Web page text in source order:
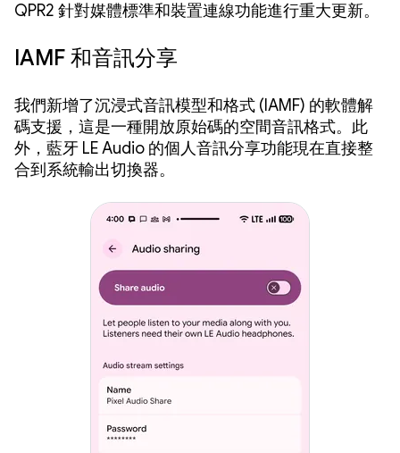
QPR2 針對媒體標準和裝置連線功能進行重大更新。
IAMF 和音訊分享
我們新增了沉浸式音訊模型和格式 (IAMF) 的軟體解
碼支援，這是一種開放原始碼的空間音訊格式。此
外，藍牙 LE Audio 的個人音訊分享功能現在直接整
合到系統輸出切換器。